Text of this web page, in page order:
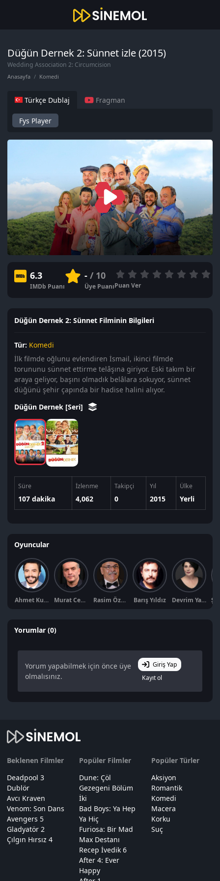
Düğün Dernek 2: Sünnet izle (2015)
Wedding Association 2: Circumcision
Anasayfa Komedi
Türkçe Dublaj Fragman
Fys Player
6.3
IMDb Puanı
-/ 10
Üye PuanıPuan Ver
Düğün Dernek 2: Sünnet Filminin Bilgileri
Tür: Komedi
İlk filmde oğlunu evlendiren İsmail, ikinci filmde
torununu sünnet ettirme telâşına giriyor. Eski takım bir
araya geliyor, başını olmadık belâlara sokuyor, sünnet
düğünü şehir çapında bir hadise halini alıyor.
Düğün Dernek [Seri]
Süre
107 dakika
İzlenme
4,062
Takipçi
0
Yıl
2015
Ülke
Yerli
Oyuncular
Ahmet Kural Murat Cemcir Rasim Öztekin Barış Yıldız Devrim Yakut
Yorumlar (0)
Yorum yapabilmek için önce üye
olmalısınız.
Giriş Yap
Kayıt ol
Beklenen Filmler
Deadpool 3
Dublör
Avcı Kraven
Venom: Son Dans
Avengers 5
Gladyatör 2
Çılgın Hırsız 4
Popüler Filmler
Dune: Çöl
Gezegeni Bölüm
İki
Bad Boys: Ya Hep
Ya Hiç
Furiosa: Bir Mad
Max Destanı
Recep İvedik 6
After 4: Ever
Happy
Popüler Türler
Aksiyon
Romantik
Komedi
Macera
Korku
Suç